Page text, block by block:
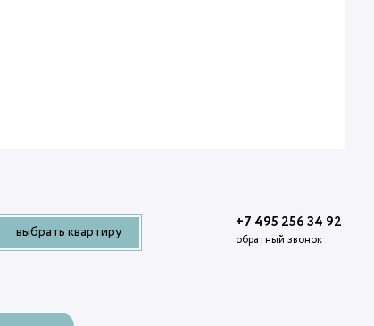
выбрать квартиру +7 495 256 34 92
обратный звонок